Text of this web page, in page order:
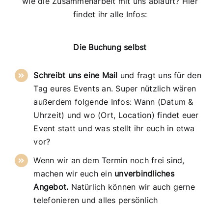
findet ihr alle Infos:
Die Buchung selbst
Schreibt uns eine Mail und fragt uns für den
Tag eures Events an. Super nützlich wären
außerdem folgende Infos: Wann (Datum &
Uhrzeit) und wo (Ort, Location) findet euer
Event statt und was stellt ihr euch in etwa
vor?
Wenn wir an dem Termin noch frei sind,
machen wir euch ein unverbindliches
Angebot. Natürlich können wir auch gerne
telefonieren und alles persönlich